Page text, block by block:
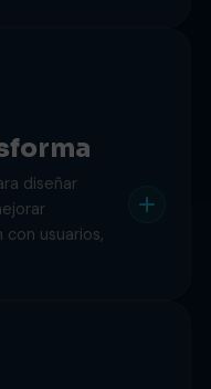
diseñar
usuarios,